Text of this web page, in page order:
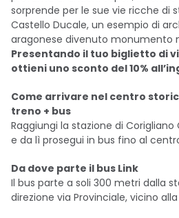
sorprende per le sue vie ricche di
Castello Ducale, un esempio di
aragonese divenuto monumento
Presentando il tuo biglietto di
ottieni uno sconto del 10%
Come arrivare nel centro
treno + bus
Raggiungi la stazione di Corigliano
e da lì prosegui in bus fino al
Da dove parte il bus Link
Il bus parte a soli 300 metri dalla
direzione via Provinciale, vicino